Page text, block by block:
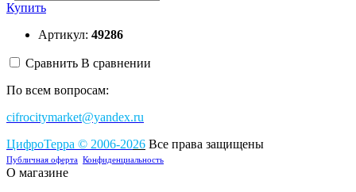
Купить
Артикул: 49286
Сравнить В сравнении
По всем вопросам:
cifrocitymarket@yandex.ru
ЦифроТерра © 2006-2026 Все права защищены
Публичная оферта Конфиденциальность
О магазине